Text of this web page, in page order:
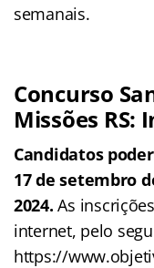
semanais.
Concurso
Missões RS:
Candidatos
17 de setembro
2024.As
internet, pelo
https://